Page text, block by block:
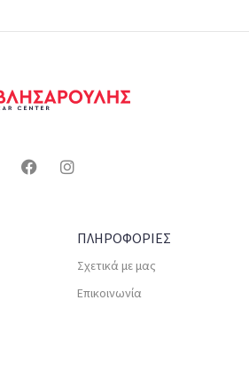
ΠΛΗΡΟΦΟΡΙΕΣ
Σχετικά με μας
Επικοινωνία